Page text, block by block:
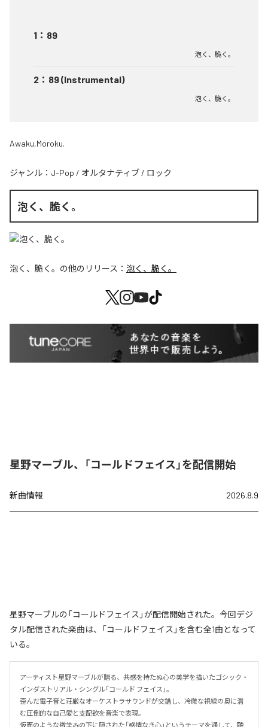
1 ： 89
泡く、脆く。
2 ： 89 (Instrumental)
泡く、脆く。
Awaku,Moroku.
ジャンル： J-Pop / オルタナティブ / ロック
泡く、脆く。
泡く、脆く。 の他のリリース： 泡く、脆く。
星野マーブル、「コールドフェイス」を配信開始
新曲情報 2026.8.9
星野マーブルの「コールドフェイス」が配信開始された。今回デジ
タル配信された楽曲は、「コールドフェイス」を含む全1曲となって
いる。
アーティスト星野マーブルが贈る、共感を持たぬ心の美学を描いたゴシック・
インダストリアル・シングル「コールド フェイス」。
歪んだ電子音と荘厳なオーケストラサウンドが交錯し、冷徹な視線の奥に潜
む圧倒的な自己愛と支配欲を音楽で表現。
仮面のような微笑みの下に隠された「感情なき心」というテーマを通して、聴